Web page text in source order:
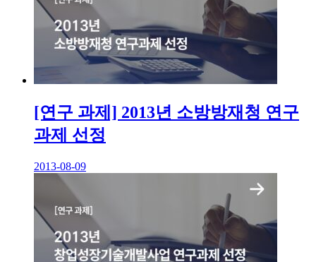
[연구 과제] 2013년 소방방재청 연구
과제 선정
2013-08-09